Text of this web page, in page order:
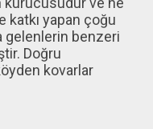
katkı yapan çoğu
gelenlerin benzeri
Doğru
kovarlar